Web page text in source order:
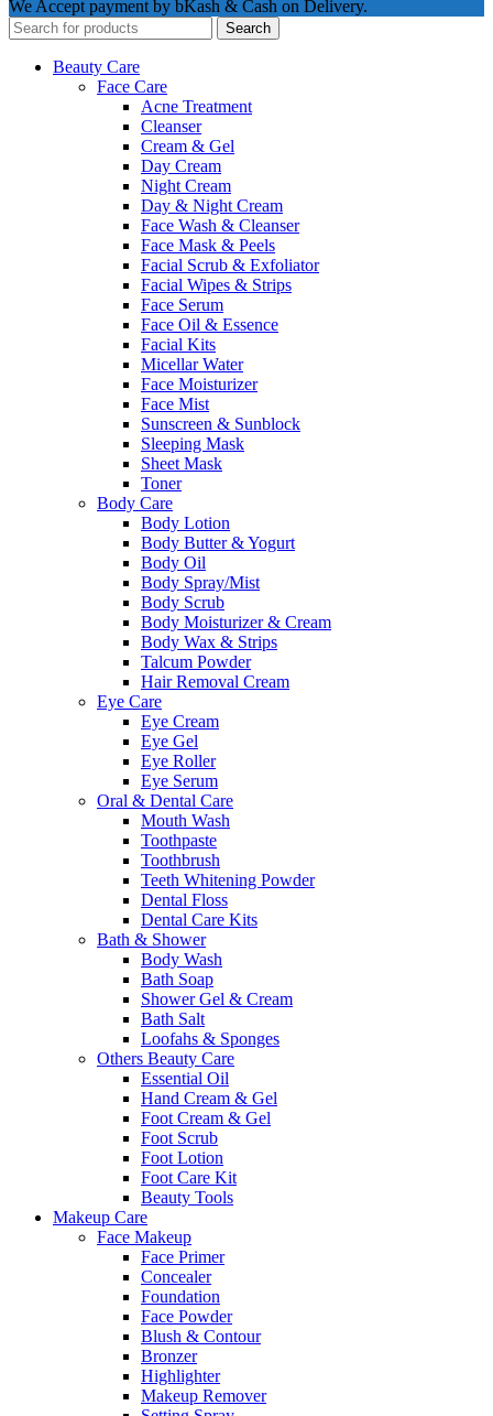
We Accept payment by bKash & Cash on Delivery.
Search
Beauty Care
Face Care
Acne Treatment
Cleanser
Cream & Gel
Day Cream
Night Cream
Day & Night Cream
Face Wash & Cleanser
Face Mask & Peels
Facial Scrub & Exfoliator
Facial Wipes & Strips
Face Serum
Face Oil & Essence
Facial Kits
Micellar Water
Face Moisturizer
Face Mist
Sunscreen & Sunblock
Sleeping Mask
Sheet Mask
Toner
Body Care
Body Lotion
Body Butter & Yogurt
Body Oil
Body Spray/Mist
Body Scrub
Body Moisturizer & Cream
Body Wax & Strips
Talcum Powder
Hair Removal Cream
Eye Care
Eye Cream
Eye Gel
Eye Roller
Eye Serum
Oral & Dental Care
Mouth Wash
Toothpaste
Toothbrush
Teeth Whitening Powder
Dental Floss
Dental Care Kits
Bath & Shower
Body Wash
Bath Soap
Shower Gel & Cream
Bath Salt
Loofahs & Sponges
Others Beauty Care
Essential Oil
Hand Cream & Gel
Foot Cream & Gel
Foot Scrub
Foot Lotion
Foot Care Kit
Beauty Tools
Makeup Care
Face Makeup
Face Primer
Concealer
Foundation
Face Powder
Blush & Contour
Bronzer
Highlighter
Makeup Remover